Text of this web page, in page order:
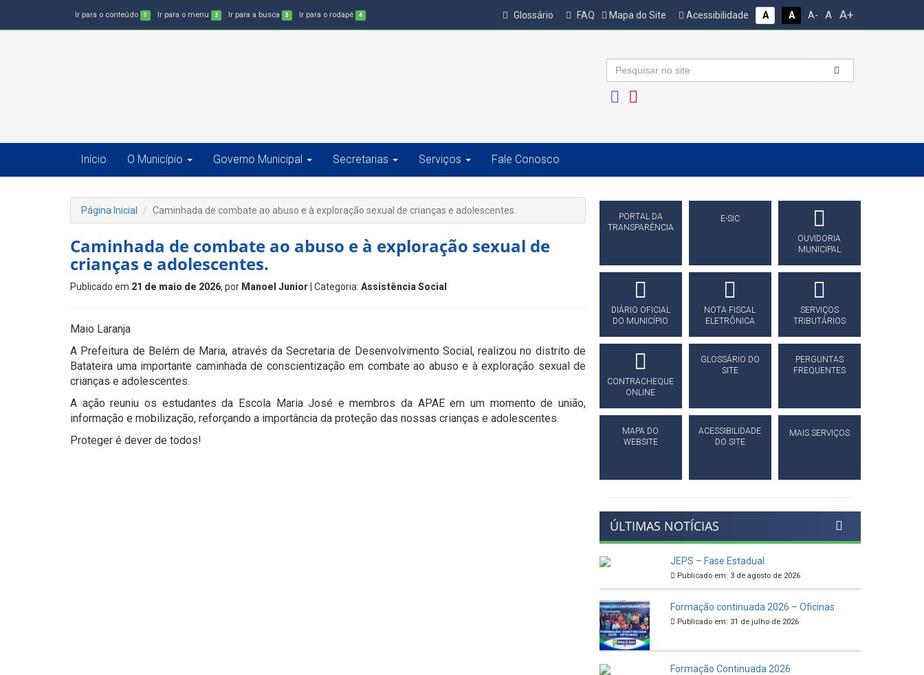
Ir para o conteúdo 1 Ir para o menu 2 Ir para a busca 3 Ir para o rodapé 4 Glossário FAQ Mapa do Site Acessibilidade A A A- A A+
Início O Município Governo Municipal Secretarias Serviços Fale Conosco
Página Inicial Caminhada de combate ao abuso e à exploração sexual de crianças e adolescentes.
Caminhada de combate ao abuso e à exploração sexual de
crianças e adolescentes.
Publicado em 21 de maio de 2026, por Manoel Junior | Categoria: Assistência Social
Maio Laranja
A Prefeitura de Belém de Maria, através da Secretaria de Desenvolvimento Social, realizou no distrito de
Batateira uma importante caminhada de conscientização em combate ao abuso e à exploração sexual de
crianças e adolescentes.
A ação reuniu os estudantes da Escola Maria José e membros da APAE em um momento de união,
informação e mobilização, reforçando a importância da proteção das nossas crianças e adolescentes.
Proteger é dever de todos!
PORTAL DA
TRANSPARÊNCIA
E-SIC
OUVIDORIA
MUNICIPAL
DIÁRIO OFICIAL
DO MUNICÍPIO
NOTA FISCAL
ELETRÔNICA
SERVIÇOS
TRIBUTÁRIOS
CONTRACHEQUE
ONLINE
GLOSSÁRIO DO
SITE
PERGUNTAS
FREQUENTES
MAPA DO
WEBSITE
ACESSIBILIDADE
DO SITE
MAIS SERVIÇOS
ÚLTIMAS NOTÍCIAS
JEPS – Fase Estadual
Publicado em: 3 de agosto de 2026
Formação continuada 2026 – Oficinas
Publicado em: 31 de julho de 2026
Formação Continuada 2026